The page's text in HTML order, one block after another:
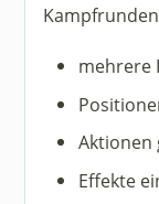
mehrere
Aktionen
Effekte